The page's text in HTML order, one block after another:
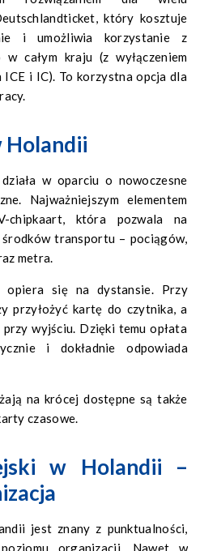
który kosztuje
i umożliwia korzystanie z
całym kraju (z wyłączeniem
i IC). To korzystna opcja dla
Holandii
w oparciu o nowoczesne
Najważniejszym elementem
chipkaart, która pozwala na
transportu – pociągów,
metra.
opiera się na dystansie. Przy
przyłożyć kartę do czytnika, a
wyjściu. Dzięki temu opłata
i dokładnie odpowiada
na krócej dostępne są także
czasowe.
w Holandii –
jest znany z punktualności,